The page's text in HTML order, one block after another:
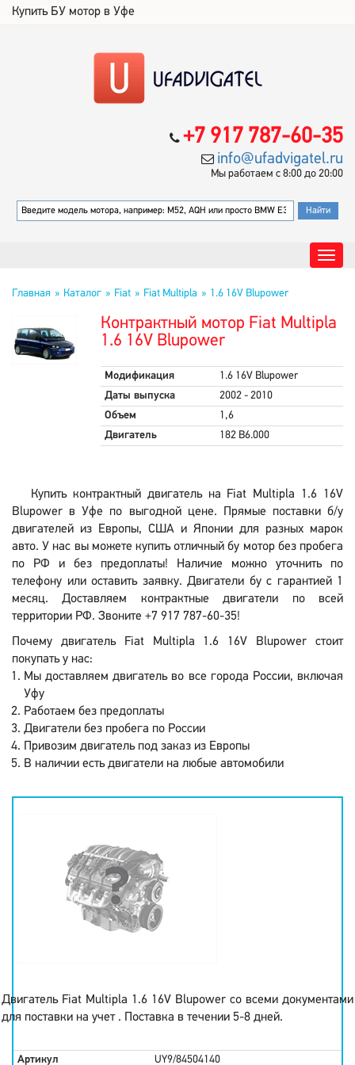
Купить БУ мотор в Уфе
+7 917 787-60-35
info@ufadvigatel.ru
Мы работаем с 8:00 до 20:00
Главная Каталог Fiat Fiat Multipla 1.6 16V Blupower
Контрактный мотор Fiat Multipla
1.6 16V Blupower
Модификация
1.6 16V Blupower
Даты выпуска
2002 - 2010
Объем
1,6
Двигатель
182 B6.000
Купить контрактный двигатель на Fiat Multipla 1.6 16V
Blupower в Уфе по выгодной цене. Прямые поставки б/у
двигателей из Европы, США и Японии для разных марок
авто. У нас вы можете купить отличный бу мотор без пробега
по РФ и без предоплаты! Наличие можно уточнить по
телефону или оставить заявку. Двигатели бу с гарантией 1
месяц. Доставляем контрактные двигатели по всей
территории РФ. Звоните +7 917 787-60-35!
Почему двигатель Fiat Multipla 1.6 16V Blupower стоит
покупать у нас:
Мы доставляем двигатель во все города России, включая
Уфу
Работаем без предоплаты
Двигатели без пробега по России
Привозим двигатель под заказ из Европы
В наличии есть двигатели на любые автомобили
Двигатель Fiat Multipla 1.6 16V Blupower со всеми документами
для поставки на учет . Поставка в течении 5-8 дней.
Артикул UY9/84504140